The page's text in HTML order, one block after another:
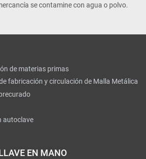
se contamine con agua o polvo.
de materias primas
fabricación y circulación de Malla Metálica
autoclave
EN MANO